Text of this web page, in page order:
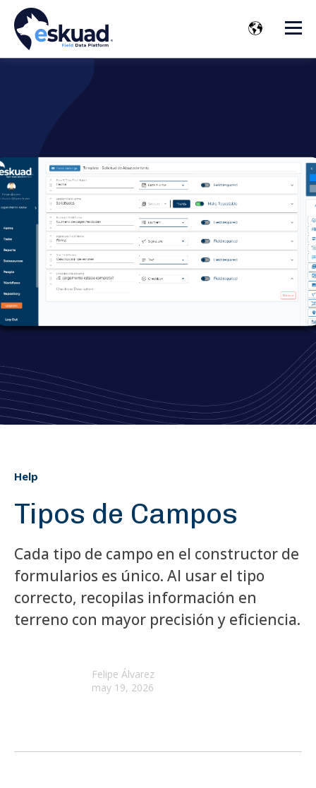
Help
Tipos de Campos
Cada tipo de campo en el constructor de
formularios es único. Al usar el tipo
correcto, recopilas información en
terreno con mayor precisión y eficiencia.
Felipe Álvarez
may 19, 2026